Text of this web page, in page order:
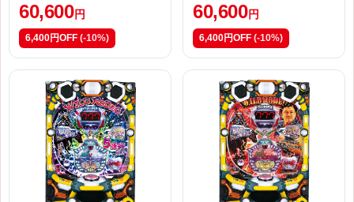
60,600 円
6,400円OFF (-10%)
60,600 円
6,400円OFF (-10%)